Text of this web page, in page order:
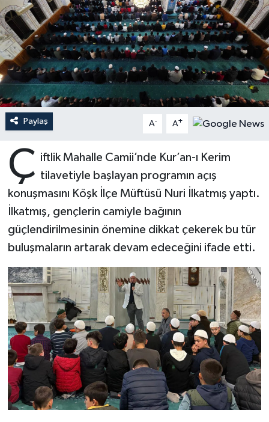
Paylaş A- A+
Ç iftlik Mahalle Camii’nde Kur’an-ı Kerim
tilavetiyle başlayan programın açış
konuşmasını Köşk İlçe Müftüsü Nuri İlkatmış yaptı.
İlkatmış, gençlerin camiyle bağının
güçlendirilmesinin önemine dikkat çekerek bu tür
buluşmaların artarak devam edeceğini ifade etti.
Ardahan Müftülüğü
Artvin Müftülüğü
Aydın Müftülüğü
Balıkesir Müftülüğü
Batman Müftülüğü
Bayburt Müftülüğü
Bilecik Müftülüğü
Bingöl Müftülüğü
Bitlis Müftülüğü
Bolu Müftülüğü
Burdur Müftülüğü
Bursa Müftülüğü
Kudüs
Kurban
Mukabele
Peygamberimizin Hayatı
Sahabeler
Hutbeler
DİYANET AKADEMİ
DİYANET GENÇLİK
DİYANET RADYO/TV
Dünya
Kültür-Sanat
Aile
Sağlık
Makaleler
Ekonomi
Duyurular